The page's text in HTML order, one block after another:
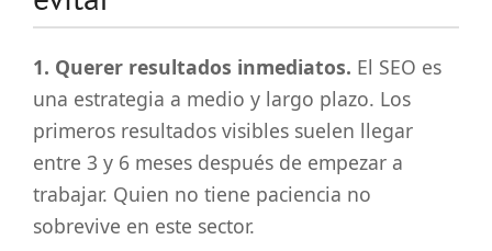
1. Querer resultados inmediatos. El SEO es
una estrategia a medio y largo plazo. Los
primeros resultados visibles suelen llegar
entre 3 y 6 meses después de empezar a
trabajar. Quien no tiene paciencia no
sobrevive en este sector.